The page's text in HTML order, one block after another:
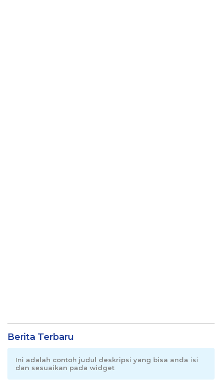
Berita Terbaru
Ini adalah contoh judul deskripsi yang bisa anda isi
dan sesuaikan pada widget